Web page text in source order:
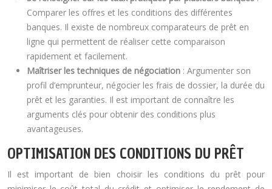
Comparer les offres et les conditions des différentes
banques. Il existe de nombreux comparateurs de prêt en
ligne qui permettent de réaliser cette comparaison
rapidement et facilement.
Maîtriser les techniques de négociation : Argumenter son
profil d’emprunteur, négocier les frais de dossier, la durée du
prêt et les garanties. Il est important de connaître les
arguments clés pour obtenir des conditions plus
avantageuses.
OPTIMISATION DES CONDITIONS DU PRÊT
Il est important de bien choisir les conditions du prêt pour